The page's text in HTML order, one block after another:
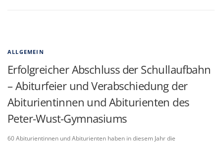
ALLGEMEIN
Erfolgreicher Abschluss der Schullaufbahn
– Abiturfeier und Verabschiedung der
Abiturientinnen und Abiturienten des
Peter-Wust-Gymnasiums
60 Abiturientinnen und Abiturienten haben in diesem Jahr die